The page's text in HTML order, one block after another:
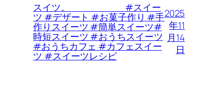
スイツ。 #スイー
ツ #デザート #お菓子作り #手
作りスイーツ #簡単スイーツ#
時短スイーツ #おうちスイーツ
#おうちカフェ #カフェスイー
ツ #スイーツレシピ
2025
年11
月14
日